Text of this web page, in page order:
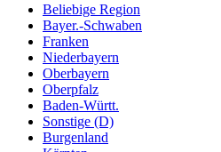
Beliebige Region
Bayer.-Schwaben
Franken
Niederbayern
Oberbayern
Oberpfalz
Baden-Württ.
Sonstige (D)
Burgenland